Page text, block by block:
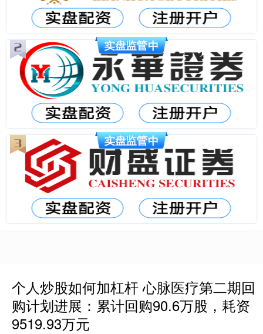
个人炒股如何加杠杆 心脉医疗第二期回
购计划进展：累计回购90.6万股，耗资
9519.93万元